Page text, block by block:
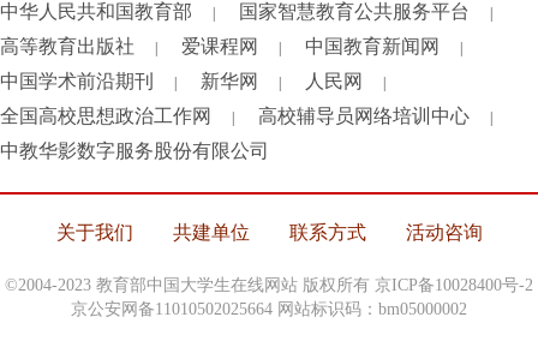
中华人民共和国教育部 国家智慧教育公共服务平台
高等教育出版社 爱课程网 中国教育新闻网
中国学术前沿期刊 新华网 人民网
全国高校思想政治工作网 高校辅导员网络培训中心
中教华影数字服务股份有限公司
关于我们 共建单位 联系方式 活动咨询
©2004-2023 教育部中国大学生在线网站 版权所有 京ICP备10028400号-2
京公安网备11010502025664 网站标识码：bm05000002